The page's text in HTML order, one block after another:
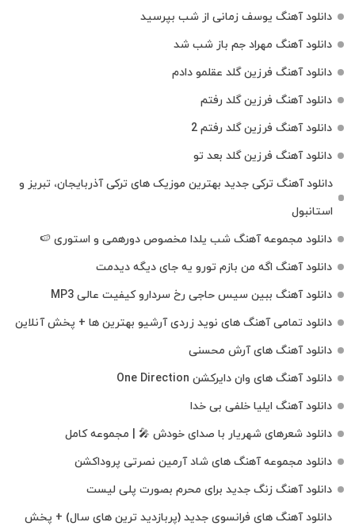
دانلود آهنگ یوسف زمانی از شب بپرسید
دانلود آهنگ مهراد جم باز شب شد
دانلود آهنگ فرزین گلد عقلمو دادم
دانلود آهنگ فرزین گلد رفتم
دانلود آهنگ فرزین گلد رفتم 2
دانلود آهنگ فرزین گلد بعد تو
دانلود آهنگ ترکی جدید بهترین موزیک‌ های ترکی آذربایجان، تبریز و
استانبول
دانلود مجموعه آهنگ شب یلدا مخصوص دورهمی و استوری 🍉
دانلود آهنگ اگه من بازم تورو یه جای دیگه دیدمت
دانلود آهنگ ببین سیس حاجی رخ سردارو کیفیت عالی MP3
دانلود تمامی آهنگ های نوید زردی آرشیو بهترین ها + پخش آنلاین
دانلود آهنگ های آرش محسنی
دانلود آهنگ های وان دایرکشن One Direction
دانلود آهنگ ایلیا خلفی بی خدا
دانلود شعرهای شهریار با صدای خودش 🎤 | مجموعه کامل
دانلود مجموعه آهنگ های شاد آرمین نصرتی پروداکشن
دانلود آهنگ زنگ جدید برای محرم بصورت پلی لیست
دانلود آهنگ های فرانسوی جدید (پربازدید ترین های سال) + پخش